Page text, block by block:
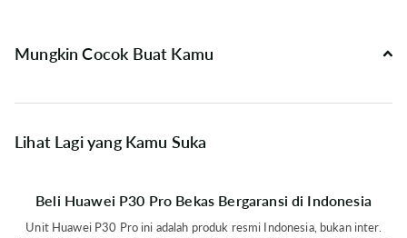
Mungkin Cocok Buat Kamu
Lihat Lagi yang Kamu Suka
Beli Huawei P30 Pro Bekas Bergaransi di Indonesia
Unit Huawei P30 Pro ini adalah produk resmi Indonesia, bukan inter.